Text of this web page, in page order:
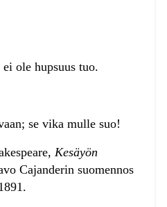
ole hupsuus tuo.
se vika mulle suo!
Kesäyön
Cajanderin suomennos